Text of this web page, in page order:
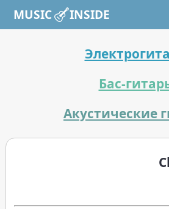
Бас-
Акустические
MUSIC INSIDE